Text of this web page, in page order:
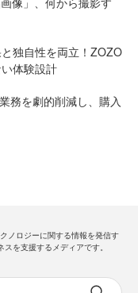
独自性を両立！ZOZO
体験設計
務を劇的削減し、購入
ノロジーに関する情報を発信す
を支援するメディアです。